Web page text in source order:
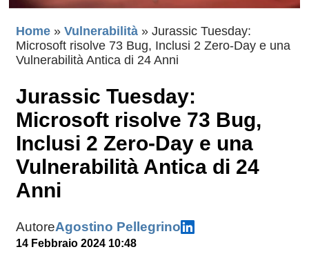
Home » Vulnerabilità » Jurassic Tuesday:
Microsoft risolve 73 Bug, Inclusi 2 Zero-Day e una
Vulnerabilità Antica di 24 Anni
Jurassic Tuesday:
Microsoft risolve 73 Bug,
Inclusi 2 Zero-Day e una
Vulnerabilità Antica di 24
Anni
AutoreAgostino Pellegrino
14 Febbraio 2024 10:48